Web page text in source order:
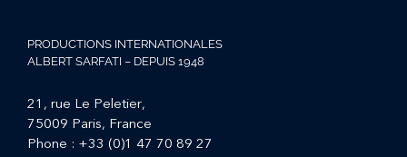
PRODUCTIONS INTERNATIONALES
ALBERT SARFATI – DEPUIS 1948
21, rue Le Peletier,
75009 Paris, France
Phone : +33 (0)1 47 70 89 27